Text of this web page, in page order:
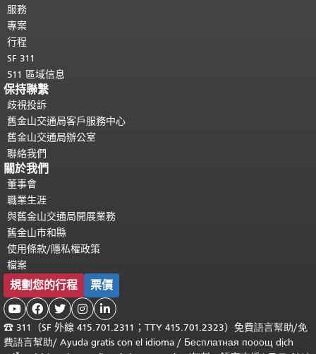
服務
專案
行程
SF 311
511 區域信息
保持聯繫
歧視投訴
舊金山交通局客戶服務中心
舊金山交通局辦公室
聯絡我們
關於我們
董事會
職業生涯
與舊金山交通局開展業務
舊金山市和縣
使用條款/隱私權政策
檔案
規劃您的行程 票價
    
☎ 311（SF 外線 415.701.2311；TTY 415.701.2323）免費語言幫助/免
費語言幫助/ Ayuda gratis con el idioma / Бесплатная пооощ dịch